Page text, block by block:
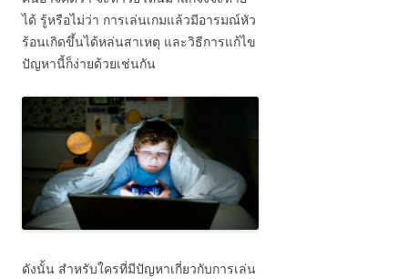
ได้ รู้หรือไม่ว่า การเล่นเกมแล้วมีอารมณ์หัว
ร้อนเกิดขึ้นได้หล่นสาเหตุ และวิธีการแก้ไข
ปัญหานี้ก็ง่ายด้วยเช่นกัน
ดังนั้น สำหรับใครที่มีปัญหาเกี่ยวกับการเล่น